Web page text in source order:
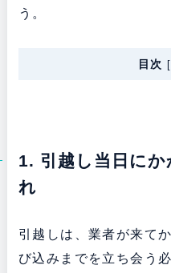
う。
目次
1. 引越し当日に
れ
引越しは、業者が来て
び込みまでを立ち会う